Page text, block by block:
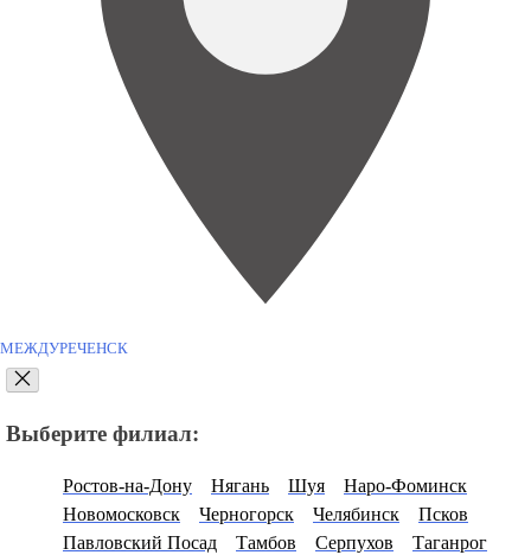
МЕЖДУРЕЧЕНСК
Выберите филиал:
Ростов-на-Дону Нягань Шуя
Наро-Фоминск
Новомосковск
Черногорск Челябинск
Псков
Павловский Посад
Тамбов Серпухов
Таганрог